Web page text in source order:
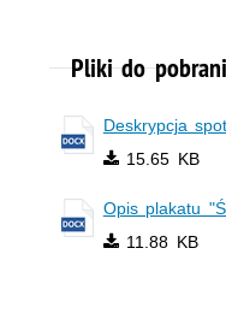
Pliki do
Deskrypcja
15.65 KB
Opis plakatu
11.88 KB